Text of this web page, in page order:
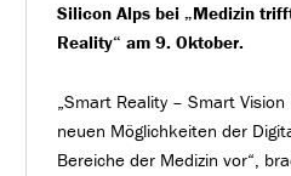
Silicon Alps bei „Medizin
Reality“ am 9. Oktober.
„Smart Reality – Smart
neuen Möglichkeiten der
Bereiche der Medizin vor“,